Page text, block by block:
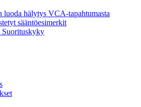
hälytys VCA-tapahtumasta
sääntöesimerkit